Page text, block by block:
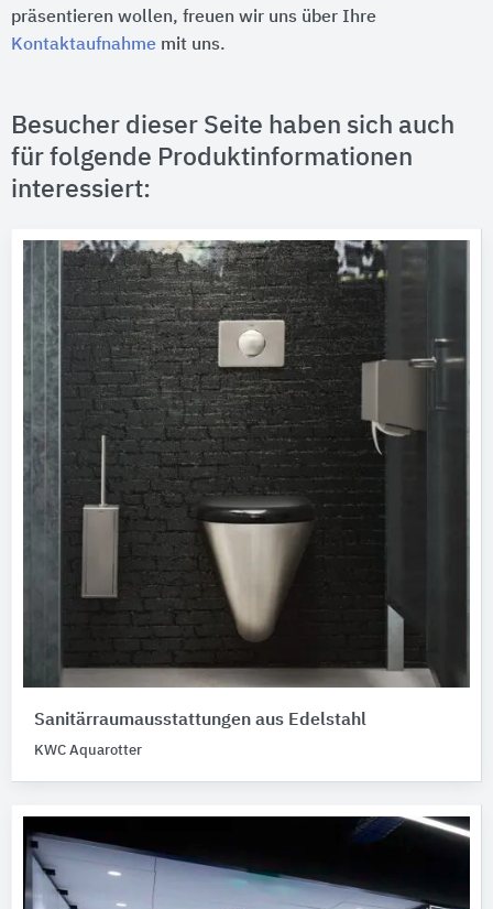
präsentieren wollen, freuen wir uns über Ihre
Kontaktaufnahme mit uns.
Besucher dieser Seite haben sich auch
für folgende Produktinformationen
interessiert:
Sanitärraumausstattungen aus Edelstahl
KWC Aquarotter